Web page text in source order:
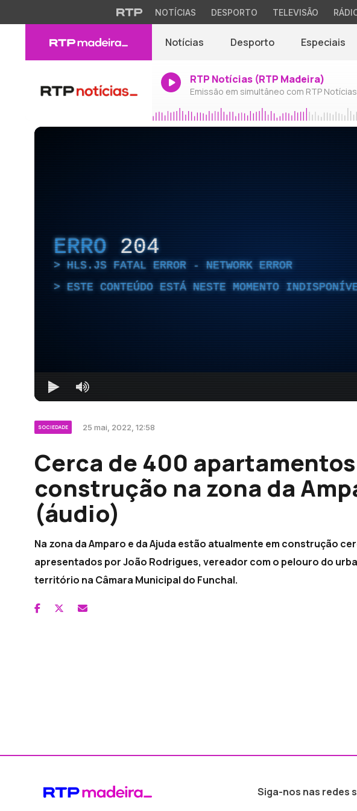
NOTÍCIAS DESPORTO TELEVISÃO
Notícias Desporto Especiais
RTP Notícias (RTP Madeira)
Emissão em simultâneo com RTP Notícias
ERRO 204
HLS.JS FATAL ERROR - NETWORK ERROR
ESTE CONTEÚDO ESTÁ NESTE MOMENTO
SOCIEDADE 25 mai, 2022, 12:58
Cerca de 400
construção na zona da
(áudio)
Na zona da Amparo e da Ajuda estão atualmente em construção
apresentados por João Rodrigues, vereador com o pelouro do
território na Câmara Municipal do Funchal.
Siga-nos nas redes